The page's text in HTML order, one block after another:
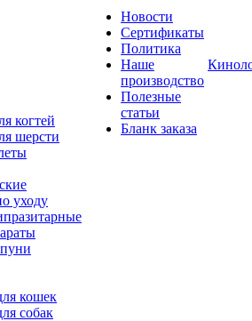
когтей
шерсти
уходу
кошек
собак
Новости
Сертификаты
Политика
Наше
производство
Полезные
статьи
Бланк заказа